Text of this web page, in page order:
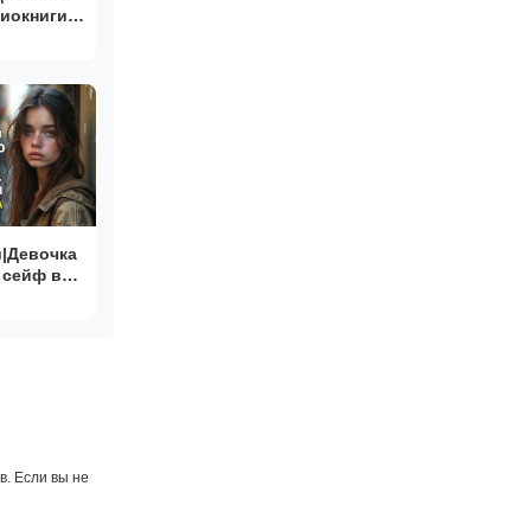
в
Если вы не